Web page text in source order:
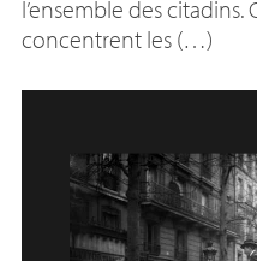
l’ensemble des
concentrent les (…)